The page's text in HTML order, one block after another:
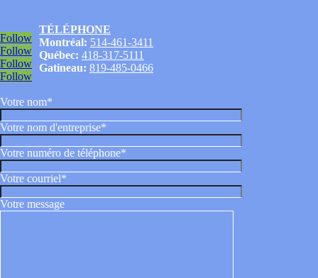
Follow
Follow
Follow
Follow
TÉLÉPHONE
Montréal: 514-461-3411
Québec: 418-317-5111
Gatineau: 819-485-0466
Votre nom*
Votre nom d'entreprise*
Votre numéro de téléphone*
Votre courriel*
Votre message